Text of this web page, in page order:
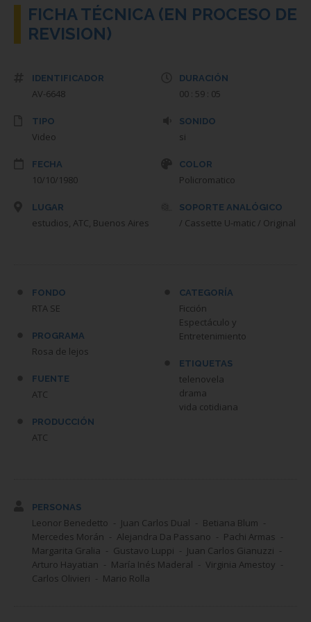
FICHA TÉCNICA (EN PROCESO DE
REVISION)
IDENTIFICADOR
AV-6648
TIPO
Video
FECHA
10/10/1980
LUGAR
estudios, ATC, Buenos Aires
DURACIÓN
00 : 59 : 05
SONIDO
si
COLOR
Policromatico
SOPORTE ANALÓGICO
/ Cassette U-matic / Original
FONDO
RTA SE
PROGRAMA
Rosa de lejos
FUENTE
ATC
PRODUCCIÓN
ATC
CATEGORÍA
Ficción
Espectáculo y
Entretenimiento
ETIQUETAS
telenovela
drama
vida cotidiana
PERSONAS
Leonor Benedetto Juan Carlos Dual
Betiana Blum
Mercedes Morán
Alejandra Da Passano
Pachi Armas
Margarita Gralia
Gustavo Luppi
Juan Carlos Gianuzzi
Arturo Hayatian
María Inés Maderal
Virginia Amestoy
Carlos Olivieri
Mario Rolla